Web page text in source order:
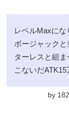
レベルMaxにな
ボージャックと
ターレスと組
こないだ
by